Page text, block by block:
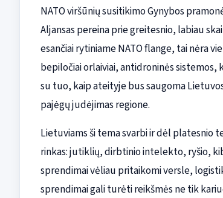
NATO viršūnių susitikimo Gynybos
Aljansas pereina prie greitesnio, labiau
esančiai rytiniame NATO flange, tai nėra
bepiločiai orlaiviai, antidroninės
su tuo, kaip ateityje bus saugoma
pajėgų judėjimas regione.
Lietuviams ši tema svarbi ir dėl platesnio
rinkas: jutiklių, dirbtinio intelekto, ryšio,
sprendimai vėliau pritaikomi versle,
sprendimai gali turėti reikšmės ne tik